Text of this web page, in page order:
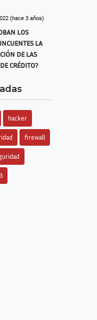
(hace 3 años)
LOS
LA
DE LAS
CRÉDITO?
hacker
firewall